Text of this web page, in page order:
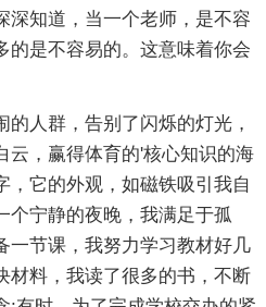
深知道，当一个老师，是不容
的是不容易的。这意味着你会
人群，告别了闪烁的灯光，
云，赢得体育的'核心知识的海
，它的外观，如磁铁吸引我自
个宁静的夜晚，我满足于孤
一节课，我努力学习教材好几
材料，我读了很多的书，不断